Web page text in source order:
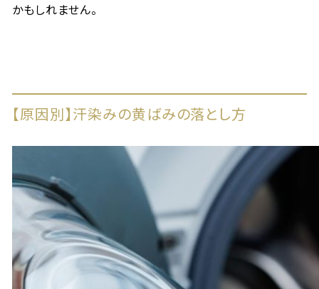
かもしれません。
【原因別】汗染みの黄ばみの落とし方